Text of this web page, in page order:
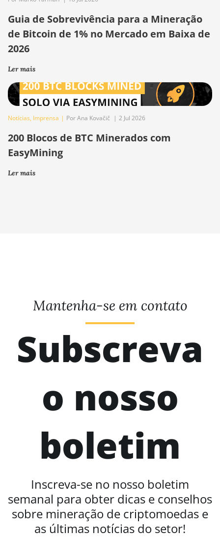
Guia de Sobrevivência para a Mineração
de Bitcoin de 1% no Mercado em Baixa de
2026
Ler mais
Notícias, Imprensa | Por Ana Kovačič | 2 Jul 2026
200 Blocos de BTC Minerados com
EasyMining
Ler mais
Mantenha-se em contato
Subscreva
o nosso
boletim
Inscreva-se no nosso boletim
semanal para obter dicas e conselhos
sobre mineração de criptomoedas e
as últimas notícias do setor!